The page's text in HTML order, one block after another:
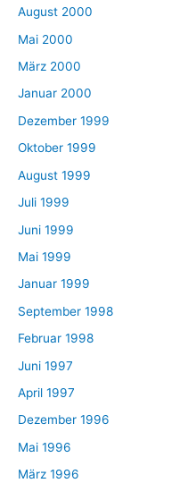
August 2000
Mai 2000
März 2000
Januar 2000
Dezember 1999
Oktober 1999
August 1999
Juli 1999
Juni 1999
Mai 1999
Januar 1999
September 1998
Februar 1998
Juni 1997
April 1997
Dezember 1996
Mai 1996
März 1996